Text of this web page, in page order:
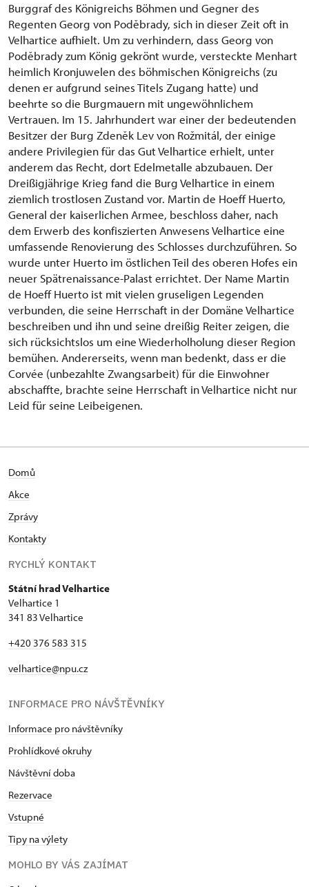
Burggraf des Königreichs Böhmen und Gegner des
Regenten Georg von Poděbrady, sich in dieser Zeit oft in
Velhartice aufhielt. Um zu verhindern, dass Georg von
Poděbrady zum König gekrönt wurde, versteckte Menhart
heimlich Kronjuwelen des böhmischen Königreichs (zu
denen er aufgrund seines Titels Zugang hatte) und
beehrte so die Burgmauern mit ungewöhnlichem
Vertrauen. Im 15. Jahrhundert war einer der bedeutenden
Besitzer der Burg Zdeněk Lev von Rožmitál, der einige
andere Privilegien für das Gut Velhartice erhielt, unter
anderem das Recht, dort Edelmetalle abzubauen. Der
Dreißigjährige Krieg fand die Burg Velhartice in einem
ziemlich trostlosen Zustand vor. Martin de Hoeff Huerto,
General der kaiserlichen Armee, beschloss daher, nach
dem Erwerb des konfiszierten Anwesens Velhartice eine
umfassende Renovierung des Schlosses durchzuführen. So
wurde unter Huerto im östlichen Teil des oberen Hofes ein
neuer Spätrenaissance-Palast errichtet. Der Name Martin
de Hoeff Huerto ist mit vielen gruseligen Legenden
verbunden, die seine Herrschaft in der Domäne Velhartice
beschreiben und ihn und seine dreißig Reiter zeigen, die
sich rücksichtslos um eine Wiederholholung dieser Region
bemühen. Andererseits, wenn man bedenkt, dass er die
Corvée (unbezahlte Zwangsarbeit) für die Einwohner
abschaffte, brachte seine Herrschaft in Velhartice nicht nur
Leid für seine Leibeigenen.
Domů
Akce
Zprávy
Kontakty
RYCHLÝ KONTAKT
Státní hrad Velhartice
Velhartice 1
341 83 Velhartice
+420 376 583 315
velhartice@npu.cz
INFORMACE PRO NÁVŠTĚVNÍKY
Informace pro návštěvníky
Prohlídkové okruhy
Návštěvní doba
Rezervace
Vstupné
Tipy na výlety
MOHLO BY VÁS ZAJÍMAT